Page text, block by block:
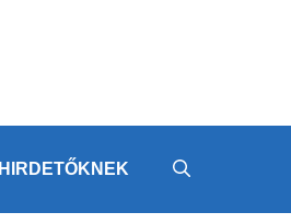
HIRDETŐKNEK